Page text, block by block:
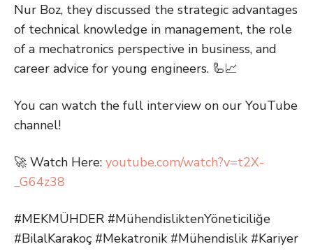
Nur Boz, they discussed the strategic advantages
of technical knowledge in management, the role
of a mechatronics perspective in business, and
career advice for young engineers. 🦾📈
You can watch the full interview on our YouTube
channel!
🚀 Watch Here: youtube.com/watch?v=t2X-
_G64z38
#MEKMÜHDER #MühendisliktenYöneticiliğe
#BilalKarakoç #Mekatronik #Mühendislik #Kariyer